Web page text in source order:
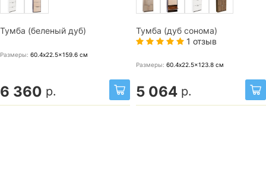
Тумба (беленый дуб)
Размеры: 60.4x22.5x159.6 см
6 360 р.
Тумба (дуб сонома)
1 отзыв
Размеры: 60.4x22.5x123.8 см
5 064 р.